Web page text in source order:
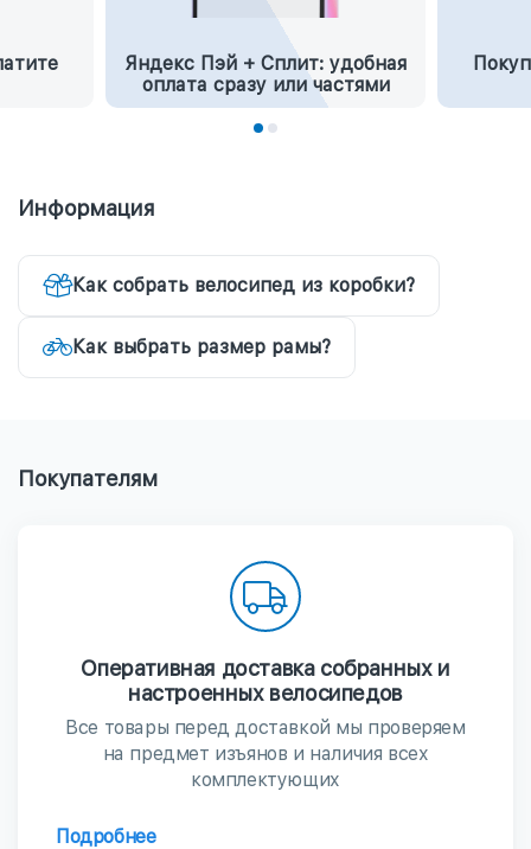
Яндекс Пэй + Сплит: удобная
оплата сразу или частями
Информация
Как собрать велосипед из коробки?
Как выбрать размер рамы?
Покупателям
Оперативная доставка собранных и
настроенных велосипедов
Все товары перед доставкой мы проверяем
на предмет изъянов и наличия всех
комплектующих
Подробнее